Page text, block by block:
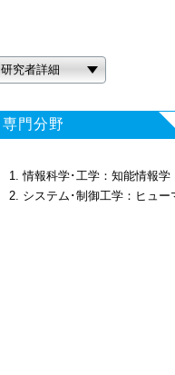
研究者詳細
専門分野
1. 情報科学･工学：知能情報学
2. システム･制御工学：ヒュ